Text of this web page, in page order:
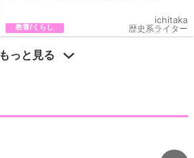
教養/くらし
ichitaka
歴史系ライター
もっと見る